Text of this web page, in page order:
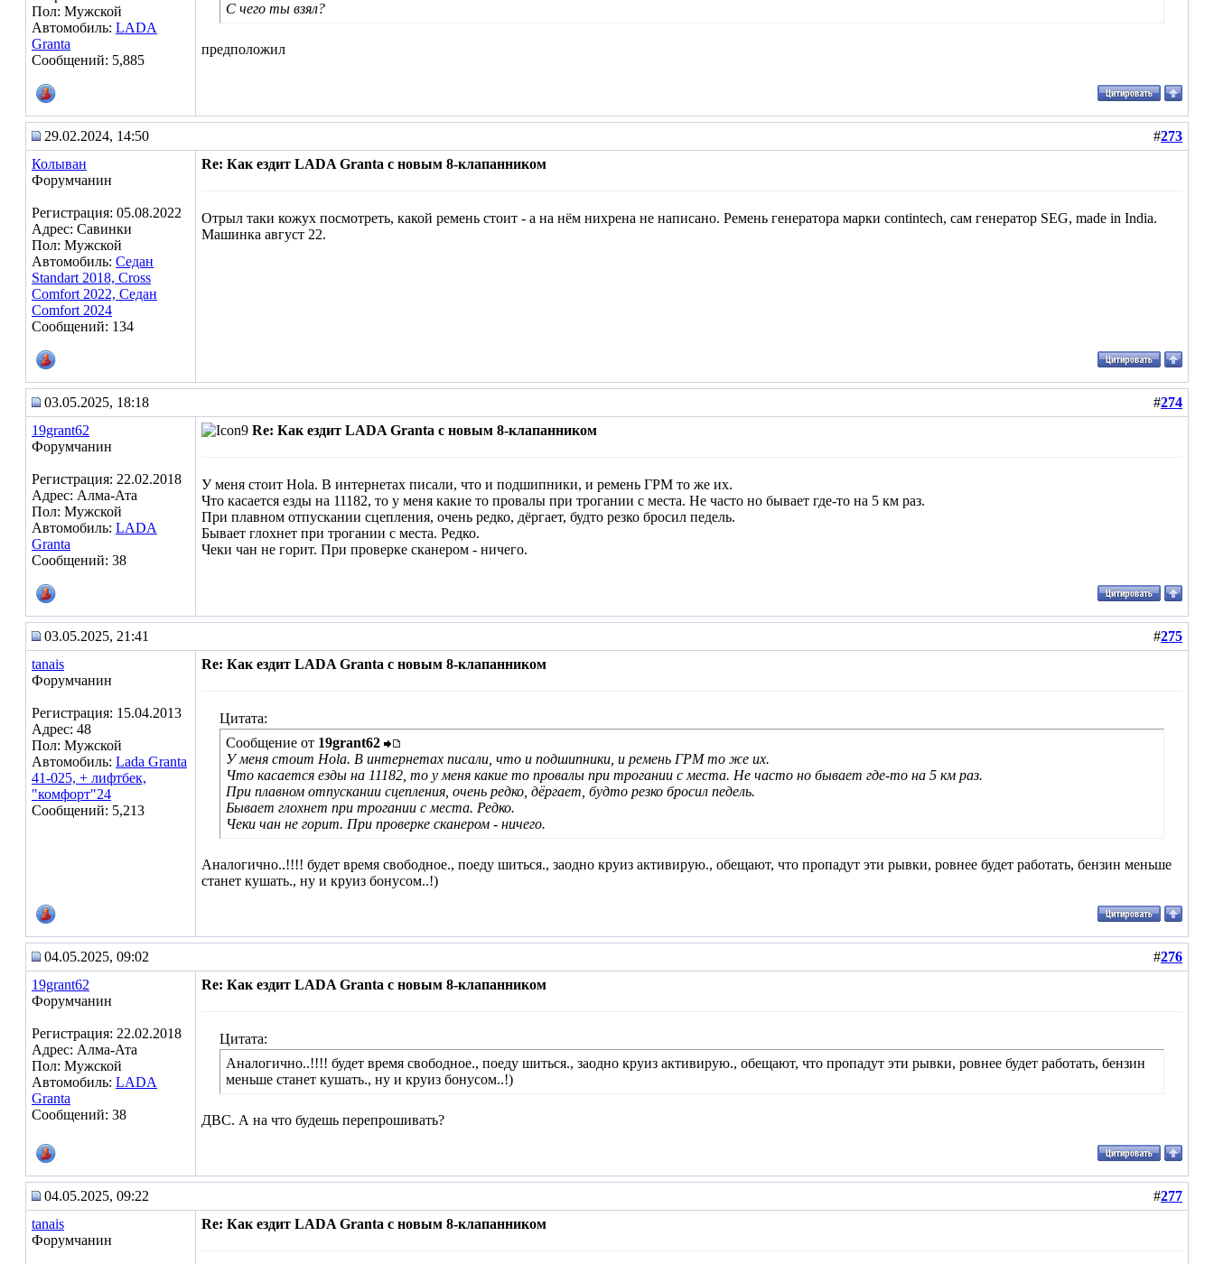
Пол: Мужской
Автомобиль: LADA
Granta
Сообщений: 5,885
С чего ты взял?
предположил
29.02.2024, 14:50 #273
Колыван
Форумчанин
Регистрация: 05.08.2022
Адрес: Савинки
Пол: Мужской
Автомобиль: Седан
Standart 2018, Cross
Comfort 2022, Седан
Comfort 2024
Сообщений: 134
Re: Как ездит LADA Granta с новым 8-клапанником
Отрыл таки кожух посмотреть, какой ремень стоит - а на нём нихрена не написано. Ремень генератора марки contintech, сам генератор SEG, made in India.
Машинка август 22.
03.05.2025, 18:18 #274
19grant62
Форумчанин
Регистрация: 22.02.2018
Адрес: Алма-Ата
Пол: Мужской
Автомобиль: LADA
Granta
Сообщений: 38
Re: Как ездит LADA Granta с новым 8-клапанником
У меня стоит Hola. В интернетах писали, что и подшипники, и ремень ГРМ то же их.
Что касается езды на 11182, то у меня какие то провалы при трогании с места. Не часто но бывает где-то на 5 км раз.
При плавном отпускании сцепления, очень редко, дёргает, будто резко бросил педель.
Бывает глохнет при трогании с места. Редко.
Чеки чан не горит. При проверке сканером - ничего.
03.05.2025, 21:41 #275
tanais
Форумчанин
Регистрация: 15.04.2013
Адрес: 48
Пол: Мужской
Автомобиль: Lada Granta
41-025, + лифтбек,
"комфорт"24
Сообщений: 5,213
Re: Как ездит LADA Granta с новым 8-клапанником
Цитата:
Сообщение от 19grant62
У меня стоит Hola. В интернетах писали, что и подшипники, и ремень ГРМ то же их.
Что касается езды на 11182, то у меня какие то провалы при трогании с места. Не часто но бывает где-то на 5 км раз.
При плавном отпускании сцепления, очень редко, дёргает, будто резко бросил педель.
Бывает глохнет при трогании с места. Редко.
Чеки чан не горит. При проверке сканером - ничего.
Аналогично..!!!! будет время свободное., поеду шиться., заодно круиз активирую., обещают, что пропадут эти рывки, ровнее будет работать, бензин меньше
станет кушать., ну и круиз бонусом..!)
04.05.2025, 09:02 #276
19grant62
Форумчанин
Регистрация: 22.02.2018
Адрес: Алма-Ата
Пол: Мужской
Автомобиль: LADA
Granta
Сообщений: 38
Re: Как ездит LADA Granta с новым 8-клапанником
Цитата:
Аналогично..!!!! будет время свободное., поеду шиться., заодно круиз активирую., обещают, что пропадут эти рывки, ровнее будет работать, бензин
меньше станет кушать., ну и круиз бонусом..!)
ДВС. А на что будешь перепрошивать?
04.05.2025, 09:22 #277
tanais
Форумчанин
Re: Как ездит LADA Granta с новым 8-клапанником